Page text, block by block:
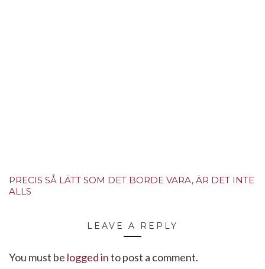
PRECIS SÅ LÄTT SOM DET BORDE VARA, ÄR DET INTE
ALLS
LEAVE A REPLY
You must be logged into post a comment.